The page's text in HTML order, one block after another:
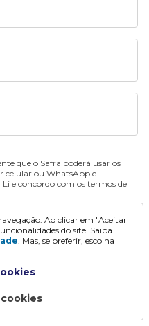
que o Safra poderá usar os
celular ou WhatsApp e
e concordo com os termos de
Ao clicar em "Aceitar
do site. Saiba
. Mas, se preferir, escolha